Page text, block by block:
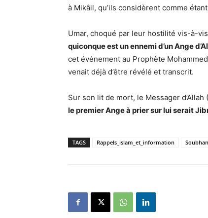
à Mikâil, qu’ils considèrent comme
Umar, choqué par leur hostilité vis-à-
quiconque est un ennemi d’un Ange
cet événement au Prophète
venait déjà d’être révélé et transcrit.
Sur son lit de mort, le Messager d’Allah
le premier Ange à prier sur lui serait
TAGS Rappels_islam_et_information